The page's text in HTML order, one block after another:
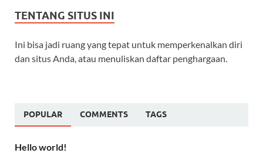
TENTANG SITUS INI
Ini bisa jadi ruang yang tepat untuk memperkenalkan diri
dan situs Anda, atau menuliskan daftar penghargaan.
POPULAR COMMENTS TAGS
Hello world!